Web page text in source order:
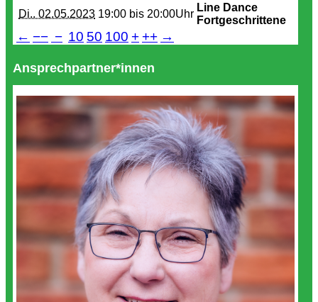
Di.. 02.05.2023 19:00 bis 20:00Uhr
Line Dance
Fortgeschrittene
← −− − 10 50 100 + ++ →
Ansprechpartner*innen